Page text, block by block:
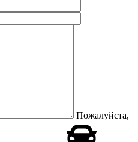
Пожалуйста,